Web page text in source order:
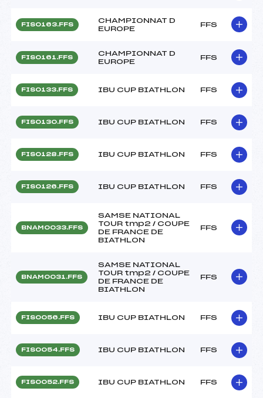
FIS0163.FFS
CHAMPIONNAT D
EUROPE
FFS
FIS0161.FFS
CHAMPIONNAT D
EUROPE
FFS
FIS0133.FFS IBU CUP BIATHLON FFS
FIS0130.FFS IBU CUP BIATHLON FFS
FIS0128.FFS IBU CUP BIATHLON FFS
FIS0126.FFS IBU CUP BIATHLON FFS
BNAM0033.FFS
SAMSE NATIONAL
TOUR tmp2 / COUPE
DE FRANCE DE
BIATHLON
FFS
BNAM0031.FFS
SAMSE NATIONAL
TOUR tmp2 / COUPE
DE FRANCE DE
BIATHLON
FFS
FIS0056.FFS IBU CUP BIATHLON FFS
FIS0054.FFS IBU CUP BIATHLON FFS
FIS0052.FFS IBU CUP BIATHLON FFS